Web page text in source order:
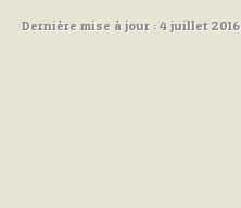
Dernière mise à jour : 4 juillet 2016